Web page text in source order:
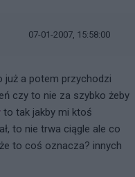
07-01-2007, 15:58:00
już a potem przychodzi
czy to nie za szybko żeby
to tak jakby mi ktoś
to nie trwa ciągle ale co
to coś oznacza? innych